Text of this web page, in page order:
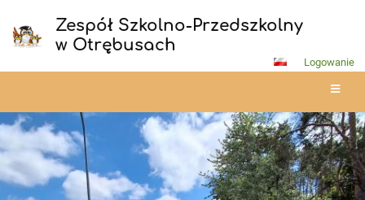
Zespół Szkolno-Przedszkolny
w Otrębusach
Logowanie
Strona
główna